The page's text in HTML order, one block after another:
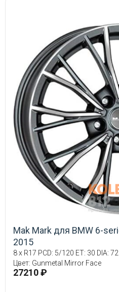
Mak Mark для BMW 6-
2015
8 x R17 PCD: 5/120 ET: 30 DIA:
Цвет: Gunmetal Mirror Face
27210 ₽